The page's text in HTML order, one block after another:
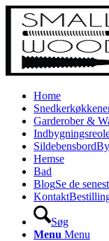
Home
Garderober &
Sildebensbord
Hemse
Bad
BlogSe de
Kontakt
Søg
Menu Menu